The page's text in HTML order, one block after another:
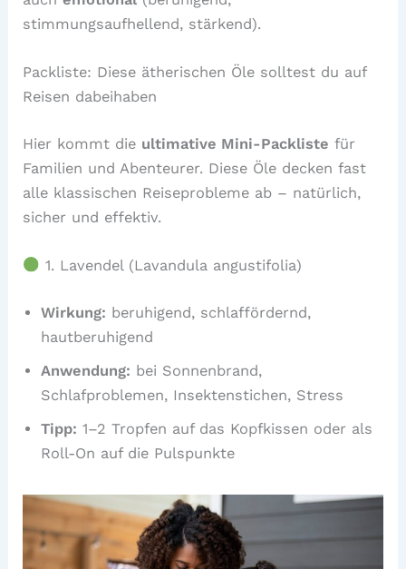
stimmungsaufhellend, stärkend).
Packliste: Diese ätherischen Öle solltest du auf
Reisen dabeihaben
Hier kommt die ultimative Mini-Packliste für
Familien und Abenteurer. Diese Öle decken fast
alle klassischen Reiseprobleme ab – natürlich,
sicher und effektiv.
1. Lavendel (Lavandula angustifolia)
Wirkung: beruhigend, schlaffördernd,
hautberuhigend
Anwendung: bei Sonnenbrand,
Schlafproblemen, Insektenstichen, Stress
Tipp: 1–2 Tropfen auf das Kopfkissen oder als
Roll-On auf die Pulspunkte